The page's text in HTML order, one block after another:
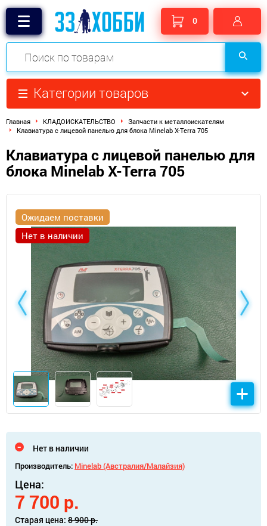
0
Категории товаров
Главная КЛАДОИСКАТЕЛЬСТВО
Запчасти к металлоискателям
Клавиатура с лицевой панелью для блока Minelab X-Terra 705
Клавиатура с лицевой панелью для
блока Minelab X-Terra 705
Ожидаем поставки
Нет в наличии
Нет в наличии
Производитель: Minelab (Австралия/Малайзия)
Цена:
7 700 р.
Старая цена: 8 900 р.